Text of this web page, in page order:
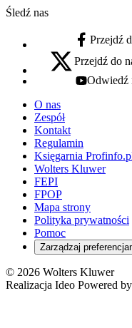
Śledź nas
facebook -
Przejdź
x - otwiera się w nowej
Przejdź do
youtube -
Odwiedź
O nas
Zespół
Kontakt
Regulamin
Księgarnia
Wolters Kluwer
FEPI
FPOP
Mapa strony
Polityka prywatności
Pomoc
Zarządzaj
© 2026 Wolters Kluwer
Realizacja Ideo Powered